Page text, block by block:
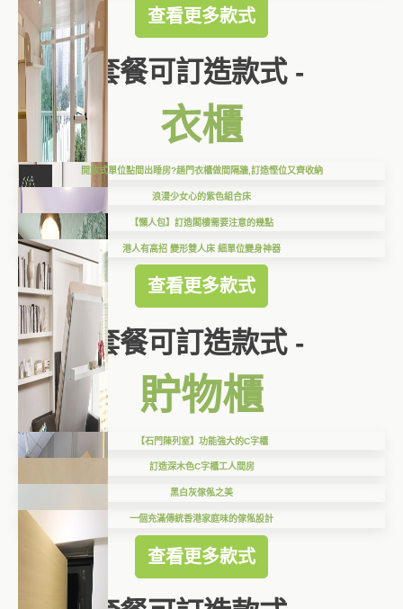
查看更多款式
套餐可訂造款式 -
衣櫃
開放式單位點間出睡房?趟門衣櫃做間隔牆,訂造慳位又齊收納
浪漫少女心的紫色組合床
【懶人包】訂造閣樓需要注意的幾點
港人有高招 變形雙人床 細單位變身神器
查看更多款式
套餐可訂造款式 -
貯物櫃
【石門陳列室】功能強大的C字櫃
訂造深木色C字櫃工人間房
黑白灰傢俬之美
一個充滿傳統香港家庭味的傢俬設計
查看更多款式